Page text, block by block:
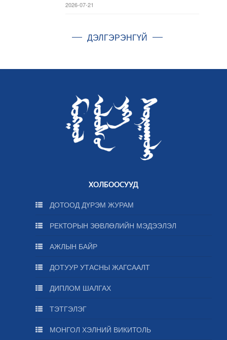
2026-07-21
ДЭЛГЭРЭНГҮЙ
ХОЛБООСУУД
ДОТООД ДҮРЭМ ЖУРАМ
РЕКТОРЫН ЗӨВЛӨЛИЙН МЭДЭЭЛЭЛ
АЖЛЫН БАЙР
ДОТУУР УТАСНЫ ЖАГСААЛТ
ДИПЛОМ ШАЛГАХ
ТЭТГЭЛЭГ
МОНГОЛ ХЭЛНИЙ ВИКИТОЛЬ